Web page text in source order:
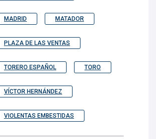
MADRID MATADOR
PLAZA DE LAS VENTAS
TORERO ESPAÑOL TORO
VÍCTOR HERNÁNDEZ
VIOLENTAS EMBESTIDAS